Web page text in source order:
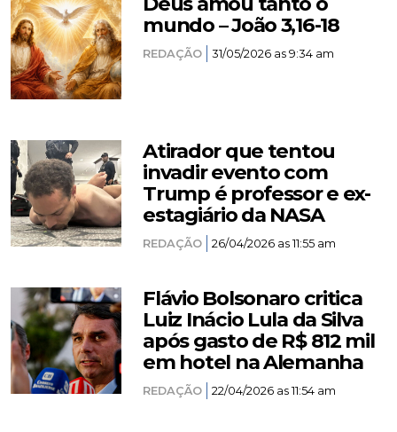
mundo – João 3,16-18
REDAÇÃO 31/05/2026 as 9:34 am
Atirador que tentou
invadir evento com
Trump é professor e ex-
estagiário da NASA
REDAÇÃO 26/04/2026 as 11:55 am
Flávio Bolsonaro critica
Luiz Inácio Lula da Silva
após gasto de R$ 812 mil
em hotel na Alemanha
REDAÇÃO 22/04/2026 as 11:54 am